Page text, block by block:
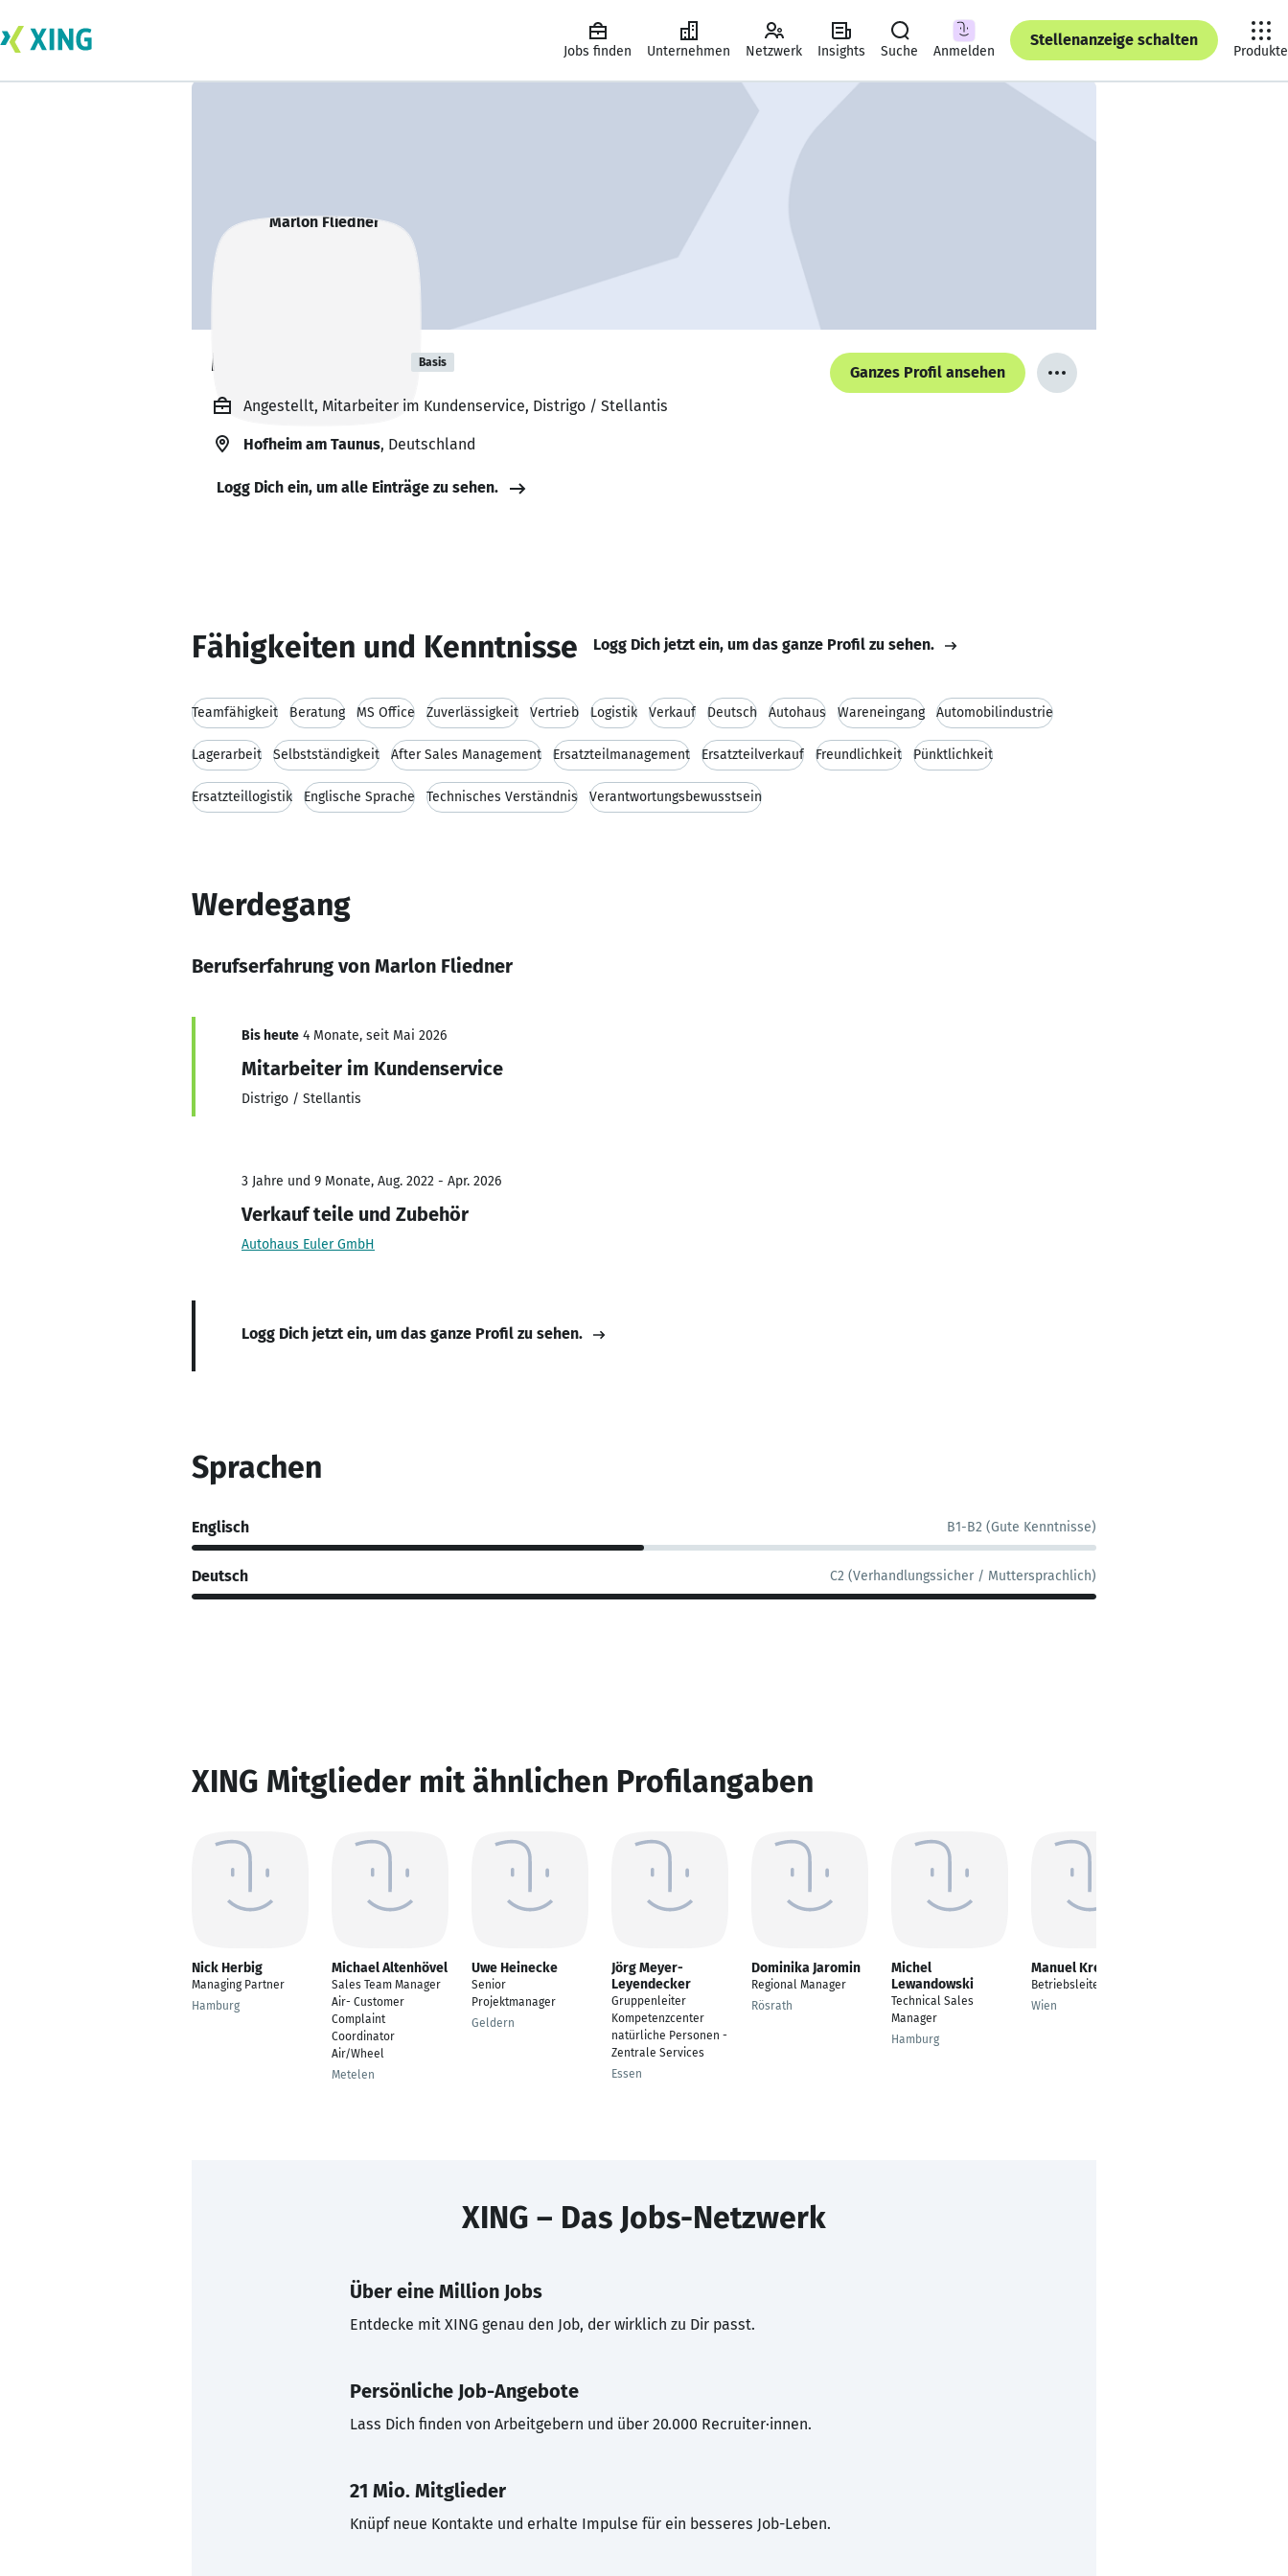
Jobs finden Unternehmen Netzwerk Insights Suche Anmelden
Stellenanzeige schalten
Produkte
Marlon Fliedner Basis
Ganzes Profil ansehen
Angestellt, Mitarbeiter im Kundenservice, Distrigo / Stellantis
Hofheim am Taunus, Deutschland
Logg Dich ein, um alle Einträge zu sehen.
Fähigkeiten und Kenntnisse Logg Dich jetzt ein, um das ganze Profil zu sehen.
Teamfähigkeit Beratung MS Office Zuverlässigkeit Vertrieb Logistik Verkauf Deutsch Autohaus Wareneingang Automobilindustrie
Lagerarbeit Selbstständigkeit After Sales Management Ersatzteilmanagement Ersatzteilverkauf Freundlichkeit Pünktlichkeit
Ersatzteillogistik Englische Sprache Technisches Verständnis Verantwortungsbewusstsein
Werdegang
Berufserfahrung von Marlon Fliedner
Bis heute 4 Monate, seit Mai 2026
Mitarbeiter im Kundenservice
Distrigo / Stellantis
3 Jahre und 9 Monate, Aug. 2022 - Apr. 2026
Verkauf teile und Zubehör
Autohaus Euler GmbH
Logg Dich jetzt ein, um das ganze Profil zu sehen.
Sprachen
Englisch B1-B2 (Gute Kenntnisse)
Deutsch C2 (Verhandlungssicher / Muttersprachlich)
XING Mitglieder mit ähnlichen Profilangaben
Nick Herbig
Managing Partner
Hamburg
Michael Altenhövel
Sales Team Manager
Air- Customer
Complaint
Coordinator
Air/Wheel
Metelen
Uwe Heinecke
Senior
Projektmanager
Geldern
Jörg Meyer-
Leyendecker
Gruppenleiter
Kompetenzcenter
natürliche Personen -
Zentrale Services
Essen
Dominika Jaromin
Regional Manager
Rösrath
Michel
Lewandowski
Technical Sales
Manager
Hamburg
Manuel Kreuter
Betriebsleiter
Wien
XING – Das Jobs-Netzwerk
Über eine Million Jobs
Entdecke mit XING genau den Job, der wirklich zu Dir passt.
Persönliche Job-Angebote
Lass Dich finden von Arbeitgebern und über 20.000 Recruiter·innen.
21 Mio. Mitglieder
Knüpf neue Kontakte und erhalte Impulse für ein besseres Job-Leben.